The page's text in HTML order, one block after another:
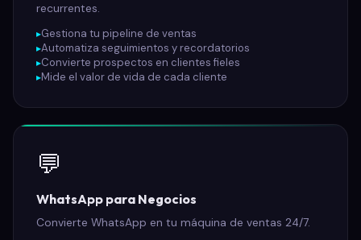
recurrentes.
Gestiona tu pipeline de ventas
Automatiza seguimientos y recordatorios
Convierte prospectos en clientes fieles
Mide el valor de vida de cada cliente
💬
WhatsApp para Negocios
Convierte WhatsApp en tu máquina de ventas 24/7.